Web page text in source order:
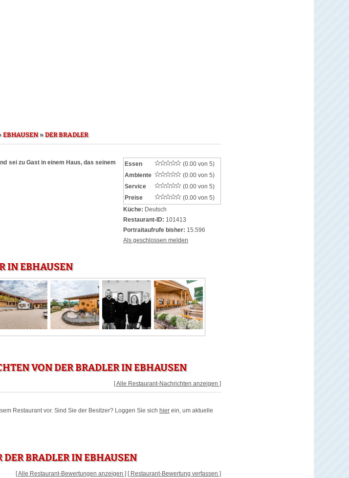
EBHAUSEN»DER BRADLER
sei zu Gast in einem Haus, das seinem
Essen
(0.00 von 5)
Ambiente
(0.00 von 5)
Service
(0.00 von 5)
Preise
(0.00 von 5)
Küche: Deutsch
Restaurant-ID: 101413
Portraitaufrufe bisher: 15.596
Als geschlossen melden
IN EBHAUSEN
VON DER BRADLER IN EBHAUSEN
[ Alle Restaurant-Nachrichten anzeigen ]
Restaurant vor. Sind Sie der Besitzer? Loggen Sie sich hier ein, um aktuelle
BRADLER IN EBHAUSEN
[ Alle Restaurant-Bewertungen anzeigen ] [ Restaurant-Bewertung verfassen ]